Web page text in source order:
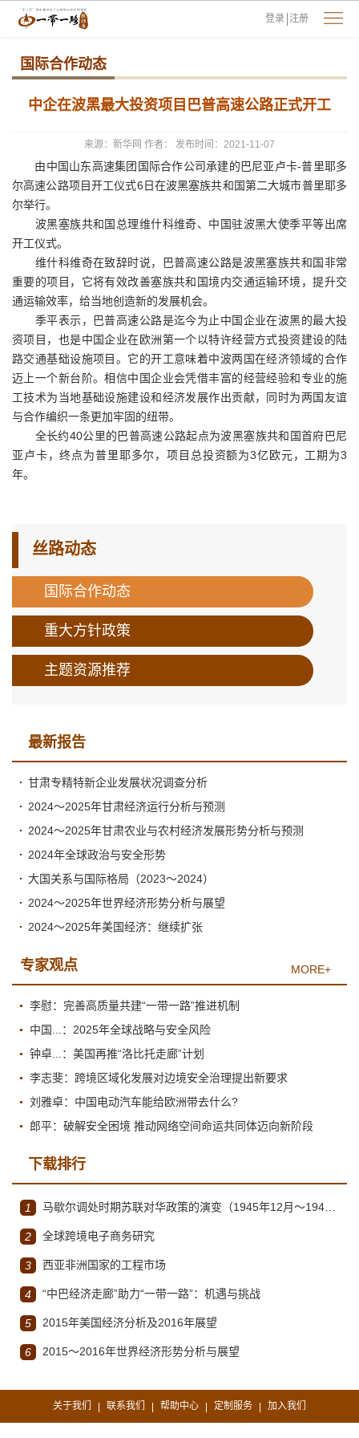
登录 注册
国际合作动态
中企在波黑最大投资项目巴普高速公路正式开工
来源：新华网 作者： 发布时间：2021-11-07
由中国山东高速集团国际合作公司承建的巴尼亚卢卡-普里耶多
尔高速公路项目开工仪式6日在波黑塞族共和国第二大城市普里耶多
尔举行。
波黑塞族共和国总理维什科维奇、中国驻波黑大使季平等出席
开工仪式。
维什科维奇在致辞时说，巴普高速公路是波黑塞族共和国非常
重要的项目，它将有效改善塞族共和国境内交通运输环境，提升交
通运输效率，给当地创造新的发展机会。
季平表示，巴普高速公路是迄今为止中国企业在波黑的最大投
资项目，也是中国企业在欧洲第一个以特许经营方式投资建设的陆
路交通基础设施项目。它的开工意味着中波两国在经济领域的合作
迈上一个新台阶。相信中国企业会凭借丰富的经营经验和专业的施
工技术为当地基础设施建设和经济发展作出贡献，同时为两国友谊
与合作编织一条更加牢固的纽带。
全长约40公里的巴普高速公路起点为波黑塞族共和国首府巴尼
亚卢卡，终点为普里耶多尔，项目总投资额为3亿欧元，工期为3
年。
丝路动态
国际合作动态
重大方针政策
主题资源推荐
最新报告
甘肃专精特新企业发展状况调查分析
2024～2025年甘肃经济运行分析与预测
2024～2025年甘肃农业与农村经济发展形势分析与预测
2024年全球政治与安全形势
大国关系与国际格局（2023～2024）
2024～2025年世界经济形势分析与展望
2024～2025年美国经济：继续扩张
专家观点 MORE+
李慰：完善高质量共建“一带一路”推进机制
中国...：2025年全球战略与安全风险
钟卓...：美国再推“洛比托走廊”计划
李志斐：跨境区域化发展对边境安全治理提出新要求
刘雅卓：中国电动汽车能给欧洲带去什么?
郎平：破解安全困境 推动网络空间命运共同体迈向新阶段
下载排行
1 马歇尔调处时期苏联对华政策的演变（1945年12月～1947年1月）
2 全球跨境电子商务研究
3 西亚非洲国家的工程市场
4 “中巴经济走廊”助力“一带一路”：机遇与挑战
5 2015年美国经济分析及2016年展望
6 2015～2016年世界经济形势分析与展望
关于我们 | 联系我们 | 帮助中心 | 定制服务 | 加入我们